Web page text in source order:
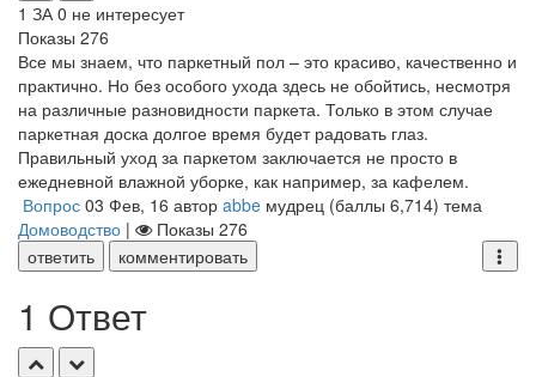
1 ЗА 0 не интересует
Показы 276
Все мы знаем, что паркетный пол – это красиво, качественно и
практично. Но без особого ухода здесь не обойтись, несмотря
на различные разновидности паркета. Только в этом случае
паркетная доска долгое время будет радовать глаз.
Правильный уход за паркетом заключается не просто в
ежедневной влажной уборке, как например, за кафелем.
Вопрос 03 Фев, 16 автор abbe мудрец (баллы 6,714) тема
Домоводство | Показы 276
ответить
комментировать
1 Ответ